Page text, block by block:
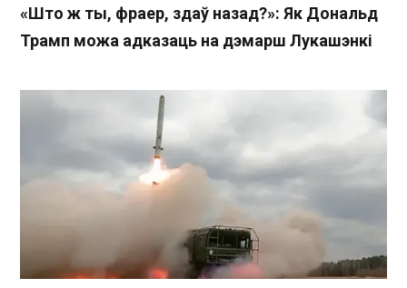
«Што ж ты, фраер, здаў назад?»: Як Дональд
Трамп можа адказаць на дэмарш Лукашэнкі